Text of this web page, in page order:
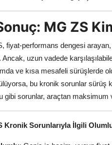
MG ZS
fiyat-performans dengesi
Ancak, uzun vadede
ve kısa mesafeli sürüşlerde
bu kronik sorunlar sürüş
gibi sorunlar, araçtan maksimum
Kronik Sorunlarıyla İlgili